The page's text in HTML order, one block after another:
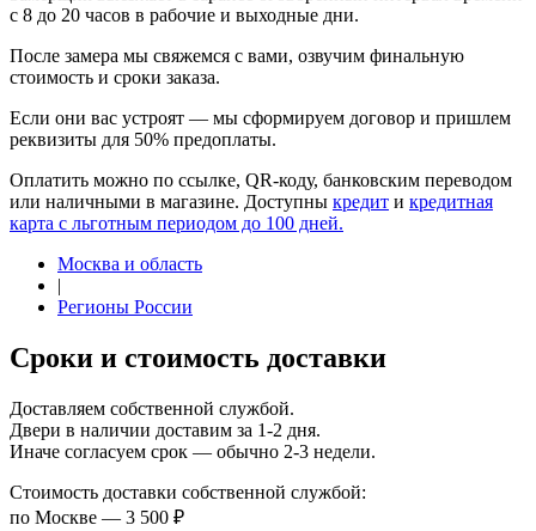
с 8 до 20 часов в рабочие и выходные дни.
После замера мы свяжемся с вами, озвучим финальную
стоимость и сроки заказа.
Если они вас устроят — мы сформируем договор и пришлем
реквизиты для 50% предоплаты.
Оплатить можно по ссылке, QR-коду, банковским переводом
или наличными в магазине. Доступны кредит и кредитная
карта с льготным периодом до 100 дней.
Москва и область
|
Регионы России
Сроки и стоимость доставки
Доставляем собственной службой.
Двери в наличии доставим за 1-2 дня.
Иначе согласуем срок — обычно 2-3 недели.
Стоимость доставки собственной службой:
по Москве — 3 500 ₽